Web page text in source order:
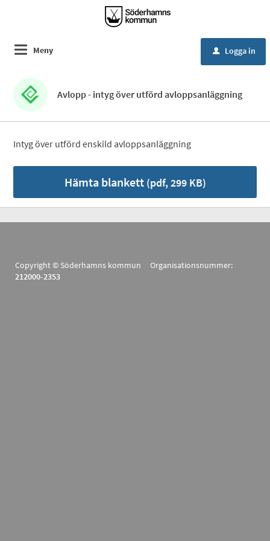
Meny u Logga in
Avlopp - intyg över utförd avloppsanläggning
Intyg över utförd enskild avloppsanläggning
Hämta blankett(pdf, 299 KB)
Copyright © Söderhamns kommun Organisationsnummer:
212000-2353